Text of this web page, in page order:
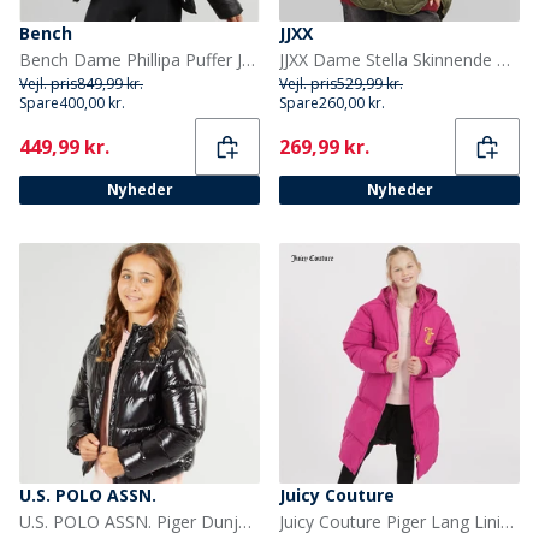
Bench
Bench Dame Phillipa Puffer Jakke Sort
Vejl. pris849,99 kr.
Spare400,00 kr.
Current
449,99 kr.
Nyheder
JJXX
JJXX Dame Stella Skinnende Quiltet Jakke Grape Leaf
Vejl. pris529,99 kr.
Spare260,00 kr.
Current
269,99 kr.
Nyheder
U.S. POLO ASSN.
U.S. POLO ASSN. Piger Dunjakke Sort
Juicy Couture
Juicy Couture Piger Lang Linie Pufferjakke Festival Fuchsia